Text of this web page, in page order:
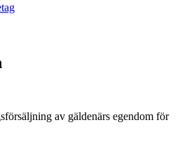
av gäldenärs egendom för